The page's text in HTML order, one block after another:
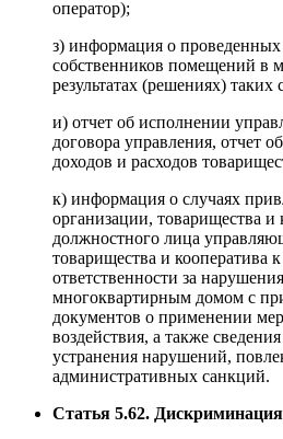
оператор);
з) информация о
собственников помещений в
результатах (решениях) таких
и) отчет об исполнении
договора управления, отчет
доходов и расходов
к) информация о случаях
организации, товарищества и
должностного лица
товарищества и кооператива
ответственности за
многоквартирным домом с
документов о применении
воздействия, а также
устранения нарушений,
административных санкций.
Статья 5.62. Дискриминация